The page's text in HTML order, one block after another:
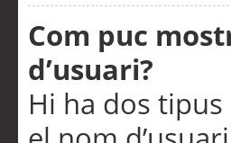
Com puc
d’usuari?
Hi ha dos